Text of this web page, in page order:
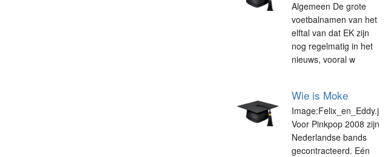
Algemeen De grote
voetbalnamen van het
elftal van dat EK zijn
nog regelmatig in het
nieuws, vooral w
Wie is Moke
Voor Pinkpop 2008 zijn
Nederlandse bands
gecontracteerd. Eén